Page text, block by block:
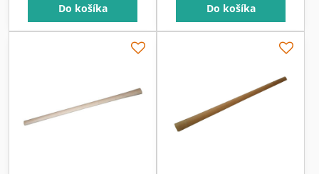
Do košíka Do košíka